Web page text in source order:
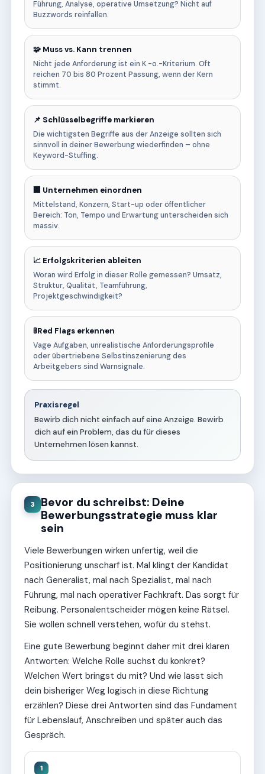
Führung, Analyse, operative Umsetzung? Nicht auf
Buzzwords reinfallen.
🧩 Muss vs. Kann trennen
Nicht jede Anforderung ist ein K.-o.-Kriterium. Oft
reichen 70 bis 80 Prozent Passung, wenn der Kern
stimmt.
📌 Schlüsselbegriffe markieren
Die wichtigsten Begriffe aus der Anzeige sollten sich
sinnvoll in deiner Bewerbung wiederfinden – ohne
Keyword-Stuffing.
🏢 Unternehmen einordnen
Mittelstand, Konzern, Start-up oder öffentlicher
Bereich: Ton, Tempo und Erwartung unterscheiden sich
massiv.
📈 Erfolgskriterien ableiten
Woran wird Erfolg in dieser Rolle gemessen? Umsatz,
Struktur, Qualität, Teamführung,
Projektgeschwindigkeit?
🚦Red Flags erkennen
Vage Aufgaben, unrealistische Anforderungsprofile
oder übertriebene Selbstinszenierung des
Arbeitgebers sind Warnsignale.
Praxisregel
Bewirb dich nicht einfach auf eine Anzeige. Bewirb
dich auf ein Problem, das du für dieses
Unternehmen lösen kannst.
3
Bevor du schreibst: Deine
Bewerbungsstrategie muss klar
sein
Viele Bewerbungen wirken unfertig, weil die
Positionierung unscharf ist. Mal klingt der Kandidat
nach Generalist, mal nach Spezialist, mal nach
Führung, mal nach operativer Fachkraft. Das sorgt für
Reibung. Personalentscheider mögen keine Rätsel.
Sie wollen schnell verstehen, wofür du stehst.
Eine gute Bewerbung beginnt daher mit drei klaren
Antworten: Welche Rolle suchst du konkret?
Welchen Wert bringst du mit? Und wie lässt sich
dein bisheriger Weg logisch in diese Richtung
erzählen? Diese drei Antworten sind das Fundament
für Lebenslauf, Anschreiben und später auch das
Gespräch.
1